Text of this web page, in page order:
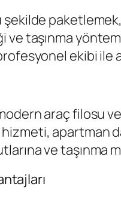
şekilde
ve taşınma
ekibi
araç filosu
apartman
ve